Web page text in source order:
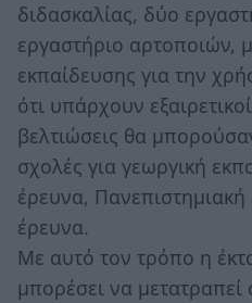
διδασκαλίας, δύο
εργαστήριο αρτοποιών,
εκπαίδευσης για την
ότι υπάρχουν
βελτιώσεις θα
σχολές για γεωργική
έρευνα, Πανεπιστημιακή
έρευνα.
Με αυτό τον τρόπο η
μπορέσει να μετατραπεί